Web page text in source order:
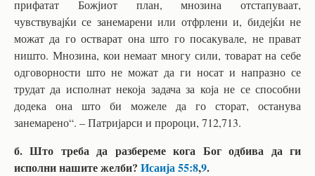
прифатат Божјиот план, мнозина отстапуваат,
чувствувајќи се занемарени или отфрлени и, бидејќи не
можат да го остварат она што го посакувале, не прават
ништо. Мнозина, кои немаат многу сили, товарат на себе
одговорности што не можат да ги носат и напразно се
трудат да исполнат некоја задача за која не се способни
додека она што би можеле да го сторат, останува
занемарено“. – Патријарси и пророци, 712,713.
б. Што треба да разбереме кога Бог одбива да ги
исполни нашите желби? Исаија 55:8,9.